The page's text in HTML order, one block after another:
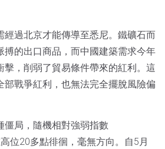
經過北京才能傳導至悉尼。鐵礦石而
搏的出口商品，而中國建築需求今年
擊，削弱了貿易條件帶來的紅利。這
部戰爭紅利，也無法完全擺脫風險偏
僵局，隨機相對強弱指數
位20多點徘徊，毫無方向。自5月